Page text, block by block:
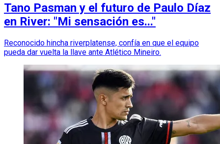
Tano Pasman y el futuro de Paulo Díaz
en River: "Mi sensación es..."
Reconocido hincha riverplatense, confía en que el equipo
pueda dar vuelta la llave ante Atlético Mineiro.